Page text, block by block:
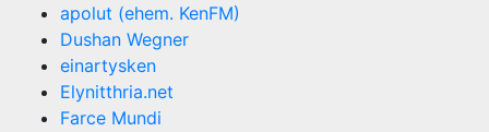
apolut (ehem. KenFM)
Dushan Wegner
einartysken
Elynitthria.net
Farce Mundi